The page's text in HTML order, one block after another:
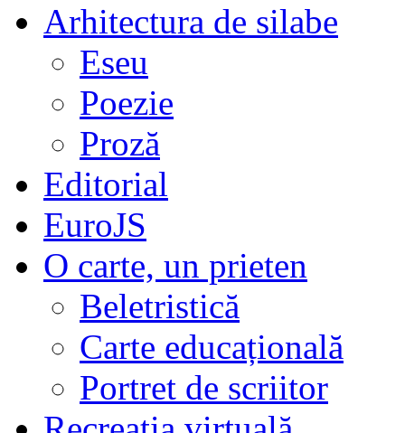
Arhitectura de silabe
Eseu
Poezie
Proză
Editorial
EuroJS
O carte, un prieten
Beletristică
Carte educațională
Portret de scriitor